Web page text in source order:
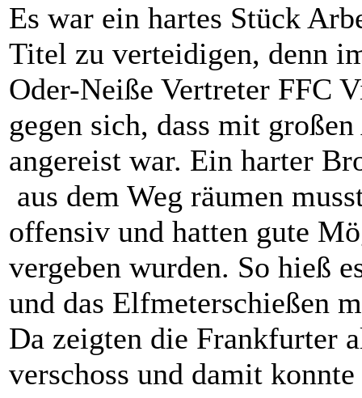
Es war ein hartes Stück
Titel zu verteidigen, denn
Oder-Neiße Vertreter FFC
gegen sich, dass mit
angereist war. Ein harter
aus dem Weg räumen
offensiv und hatten gute
vergeben wurden. So hieß
und das Elfmeterschießen
Da zeigten die Frankfurter
verschoss und damit